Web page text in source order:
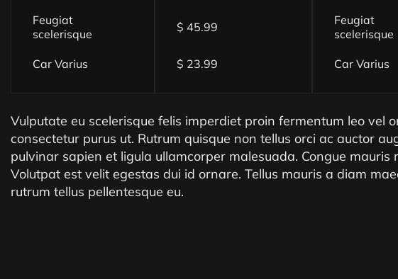
Feugiat
scelerisque
$ 45.99
Car Varius $ 23.99
Feugiat
scelerisque
Car Varius
Vulputate eu scelerisque felis imperdiet proin fermentum leo vel
consectetur purus ut. Rutrum quisque non tellus orci ac auctor
pulvinar sapien et ligula ullamcorper malesuada. Congue mauris
Volutpat est velit egestas dui id ornare. Tellus mauris a diam
rutrum tellus pellentesque eu.